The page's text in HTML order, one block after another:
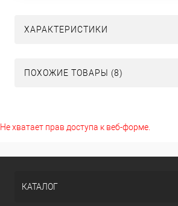
ХАРАКТЕРИСТИКИ
ПОХОЖИЕ ТОВАРЫ (8)
Не хватает прав доступа к веб-форме.
КАТАЛОГ